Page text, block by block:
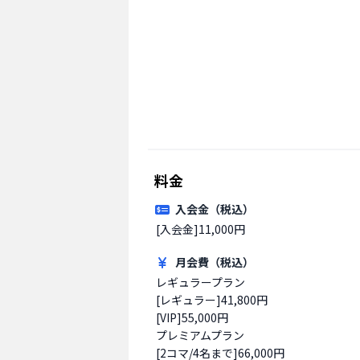
料金
入会金（税込）
[入会金]11,000円
月会費（税込）
レギュラープラン
[レギュラー]41,800円
[VIP]55,000円
プレミアムプラン
[2コマ/4名まで]66,000円